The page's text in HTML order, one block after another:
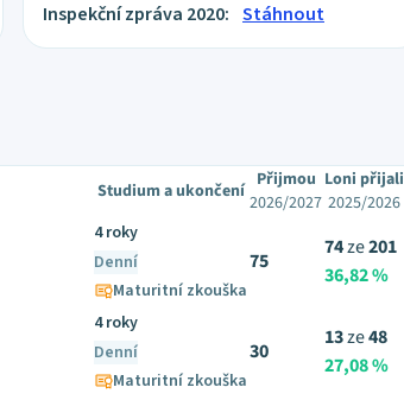
Inspekční zpráva 2020: Stáhnout
Studium a ukončení Přijmou
2026/2027
Loni přijali
2025/2026
4 roky
Denní
Maturitní zkouška
75
74ze201
36,82 %
4 roky
Denní
Maturitní zkouška
30
13ze48
27,08 %